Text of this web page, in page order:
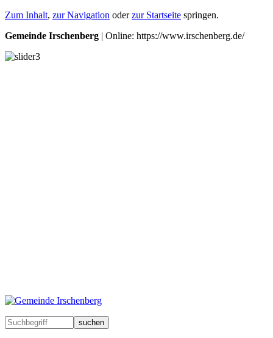
Zum Inhalt, zur Navigation oderzur Startseite springen.
Gemeinde Irschenberg | Online: https://www.irschenberg.de/
suchen